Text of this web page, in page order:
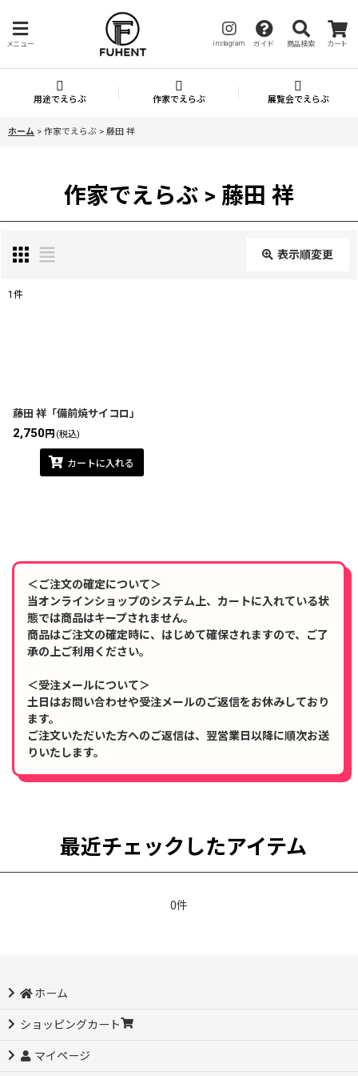
メニュー instagram ガイド 商品検索 カート
用途でえらぶ 作家でえらぶ 展覧会でえらぶ
ホーム > 作家でえらぶ > 藤田 祥
作家でえらぶ > 藤田 祥
表示順変更
1 件
藤田 祥「備前焼サイコロ」
2,750円 (税込)
カートに入れる
＜ご注文の確定について＞
当オンラインショップのシステム上、カートに入れている状
態では商品はキープされません。
商品はご注文の確定時に、はじめて確保されますので、ご了
承の上ご利用ください。
＜受注メールについて＞
土日はお問い合わせや受注メールのご返信をお休みしており
ます。
ご注文いただいた方へのご返信は、翌営業日以降に順次お送
りいたします。
最近チェックしたアイテム
0件
ホーム
ショッピングカート
マイページ